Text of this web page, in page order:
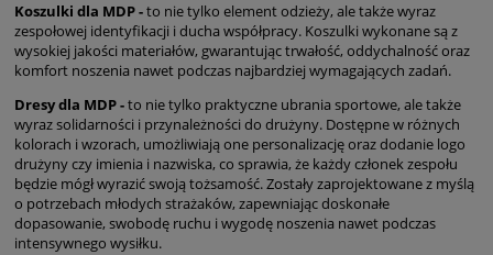
Koszulki dla MDP -to nie tylko element odzieży, ale także wyraz
zespołowej identyfikacji i ducha współpracy. Koszulki wykonane są z
wysokiej jakości materiałów, gwarantując trwałość, oddychalność oraz
komfort noszenia nawet podczas najbardziej wymagających zadań.
Dresy dla MDP -to nie tylko praktyczne ubrania sportowe, ale także
wyraz solidarności i przynależności do drużyny. Dostępne w różnych
kolorach i wzorach, umożliwiają one personalizację oraz dodanie logo
drużyny czy imienia i nazwiska, co sprawia, że każdy członek zespołu
będzie mógł wyrazić swoją tożsamość. Zostały zaprojektowane z myślą
o potrzebach młodych strażaków, zapewniając doskonałe
dopasowanie, swobodę ruchu i wygodę noszenia nawet podczas
intensywnego wysiłku.